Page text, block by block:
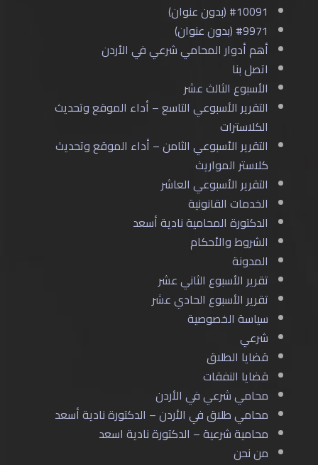
#10091 (بدون عنوان)
#9971 (بدون عنوان)
أهم أدوار المحامي شرعي في الأردن
اتصل بنا
الأسبوع الثالث عشر
التقرير الأسبوعي التاسع – أداء الموقع وتحديث
الكلاسترات
التقرير الأسبوعي الثامن – أداء الموقع وتحديث
كلاستر المواريث
التقرير الأسبوعي العاشر
الخدمات القانونية
الدكتورة المحامية نادية أسعد
الشروط والأحكام
المدونة
تقرير الأسبوع الثاني عشر
تقرير الأسبوع الحادي عشر
سياسة الخصوصية
شرعي
قضايا الطلاق
قضايا النفقات
محامي شرعي في الأردن
محامي طلاق في الأردن – الدكتورة نادية أسعد
محامية شرعية – الدكتورة نادية اسعد
من نحن